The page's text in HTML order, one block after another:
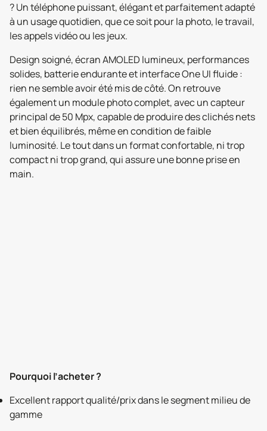
? Un téléphone puissant, élégant et parfaitement adapté
à un usage quotidien, que ce soit pour la photo, le travail,
les appels vidéo ou les jeux.
Design soigné, écran AMOLED lumineux, performances
solides, batterie endurante et interface One UI fluide :
rien ne semble avoir été mis de côté. On retrouve
également un module photo complet, avec un capteur
principal de 50 Mpx, capable de produire des clichés nets
et bien équilibrés, même en condition de faible
luminosité. Le tout dans un format confortable, ni trop
compact ni trop grand, qui assure une bonne prise en
main.
Pourquoi l’acheter ?
Excellent rapport qualité/prix dans le segment milieu de
gamme